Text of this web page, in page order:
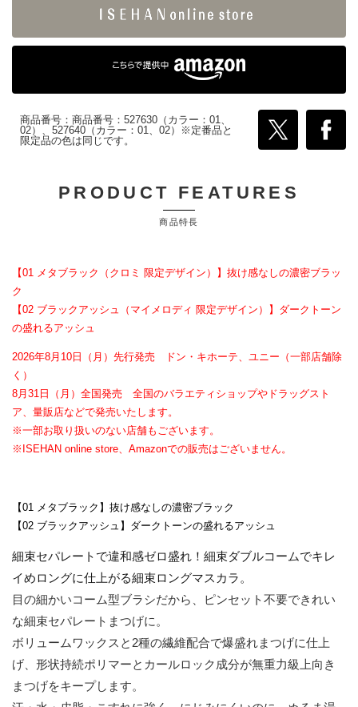
商品番号：商品番号：527630（カラー：01、
02）、527640（カラー：01、02）※定番品と
限定品の色は同じです。
PRODUCT FEATURES
商品特長
【01 メタブラック（クロミ 限定デザイン）】抜け感なしの濃密ブラッ
ク
【02 ブラックアッシュ（マイメロディ 限定デザイン）】ダークトーン
の盛れるアッシュ
2026年8月10日（月）先行発売 ドン・キホーテ、ユニー（一部店舗除
く）
8月31日（月）全国発売 全国のバラエティショップやドラッグスト
ア、量販店などで発売いたします。
※一部お取り扱いのない店舗もございます。
※ISEHAN online store、Amazonでの販売はございません。
【01 メタブラック】抜け感なしの濃密ブラック
【02 ブラックアッシュ】ダークトーンの盛れるアッシュ
細束セパレートで違和感ゼロ盛れ！細束ダブルコームでキレ
イめロングに仕上がる細束ロングマスカラ。
目の細かいコーム型ブラシだから、ピンセット不要できれい
な細束セパレートまつげに。
ボリュームワックスと2種の繊維配合で爆盛れまつげに仕上
げ、形状持続ポリマーとカールロック成分が無重力級上向き
まつげをキープします。